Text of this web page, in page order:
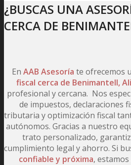
¿BUSCAS UNA
CERCA DE
En AAB Asesoría te ofrecemos
fiscal cerca de Benimantell,
profesional y cercana. Nos
de impuestos, declaraciones
tributaria y optimización fiscal
autónomos. Gracias a nuestro
trato personalizado,
cumplimiento legal y ahorro. Si
confiable y próxima,